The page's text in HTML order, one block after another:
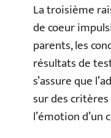
La troisième
de coeur
parents, les
résultats de
s’assure que
sur des
l’émotion d’un